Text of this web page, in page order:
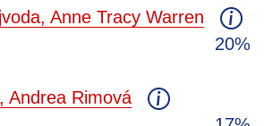
Anne Tracy Warren
20%
Andrea Rimová